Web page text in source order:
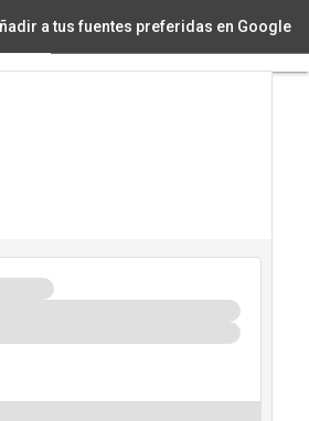
a tus fuentes preferidas en Google
Tecnología
Artificial
Ciberseguridad